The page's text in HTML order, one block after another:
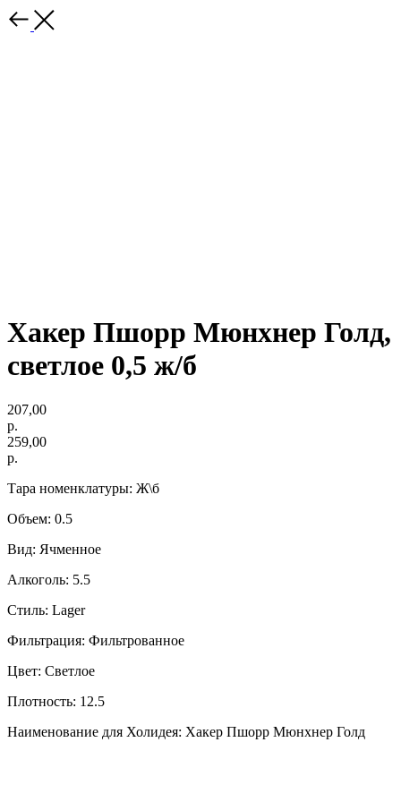
Хакер Пшорр Мюнхнер Голд,
светлое 0,5 ж/б
207,00
р.
259,00
р.
Тара номенклатуры: Ж\б
Объем: 0.5
Вид: Ячменное
Алкоголь: 5.5
Стиль: Lager
Фильтрация: Фильтрованное
Цвет: Светлое
Плотность: 12.5
Наименование для Холидея: Хакер Пшорр Мюнхнер Голд